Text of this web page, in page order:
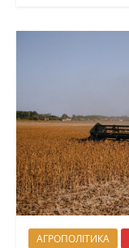
АГРОПОЛІТИКА